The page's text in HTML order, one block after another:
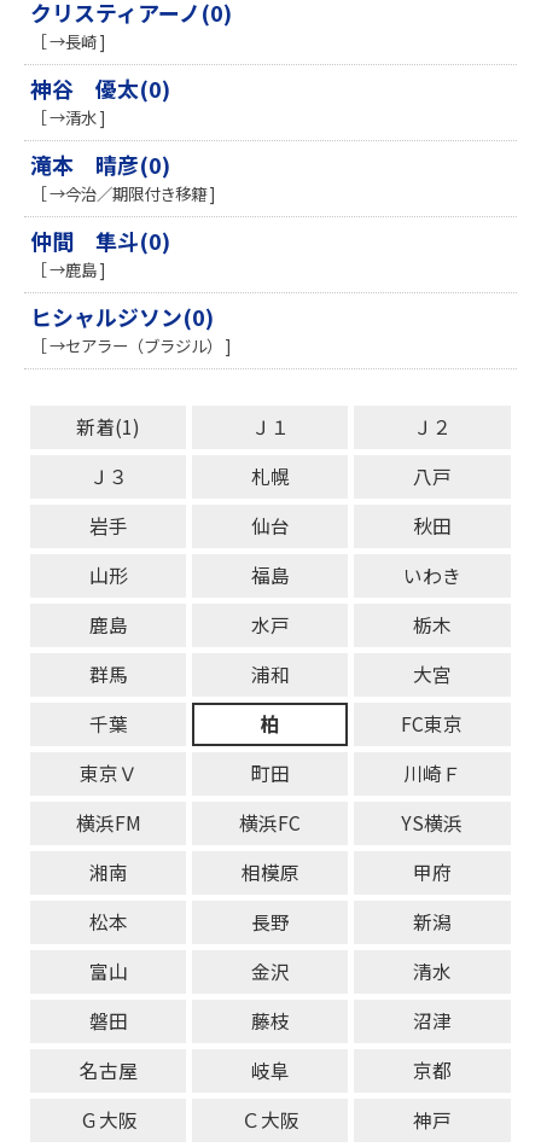
クリスティアーノ(0)
［ →長崎 ]
神谷 優太(0)
［ →清水 ]
滝本 晴彦(0)
［ →今治／期限付き移籍 ]
仲間 隼斗(0)
［ →鹿島 ]
ヒシャルジソン(0)
［ →セアラー（ブラジル） ]
新着(1) Ｊ１
Ｊ２
Ｊ３
札幌
八戸
岩手
仙台
秋田
山形
福島
いわき
鹿島
水戸
栃木
群馬
浦和
大宮
千葉
柏
FC東京
東京Ｖ
町田
川崎Ｆ
横浜FM
横浜FC
YS横浜
湘南
相模原
甲府
松本
長野
新潟
富山
金沢
清水
磐田
藤枝
沼津
名古屋
岐阜
京都
Ｇ大阪
Ｃ大阪
神戸